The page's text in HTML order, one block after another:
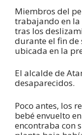
Miembros del
trabajando en la
tras los
durante el fin de
ubicada en la
El alcalde de
desaparecidos.
Poco antes, los
bebé envuelto
encontraba con